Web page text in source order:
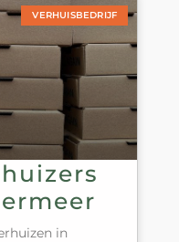
VERHUISBEDRIJF
in